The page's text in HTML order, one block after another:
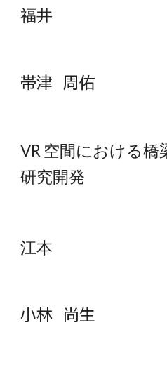
福井
帯津 周佑
VR 空間における
研究開発
江本
小林 尚生